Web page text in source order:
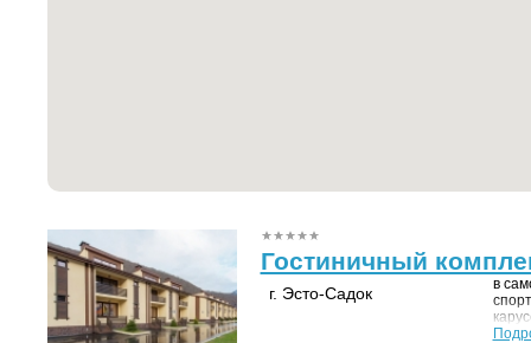
Гостиничный
г. Эсто-Садок
в
42